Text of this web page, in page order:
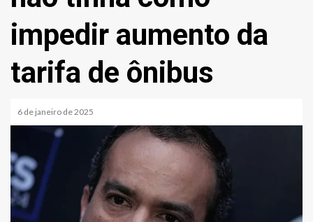
impedir aumento da
tarifa de ônibus
6 de janeiro de 2025